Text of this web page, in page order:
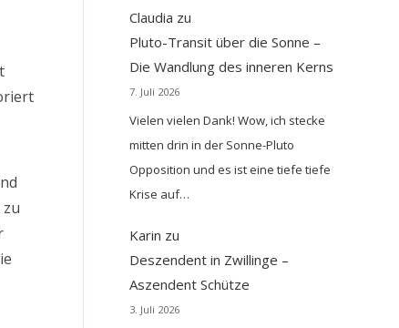
Claudia zu
Pluto-Transit über die Sonne –
Die Wandlung des inneren Kerns
7. Juli 2026
Vielen vielen Dank! Wow, ich stecke
mitten drin in der Sonne-Pluto
Opposition und es ist eine tiefe tiefe
Krise auf…
Karin zu
Deszendent in Zwillinge –
Aszendent Schütze
3. Juli 2026